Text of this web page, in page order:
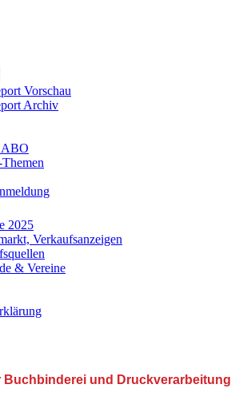
Vorschau
Archiv
ABO
2025
Verkaufsanzeigen
& Vereine
Buchbinderei und Druckverarbeitung